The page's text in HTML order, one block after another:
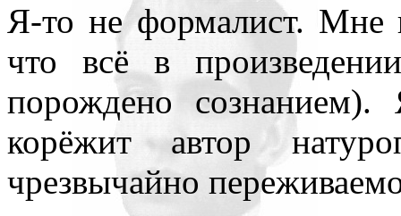
Я-то не формалист. Мне
что всё в
порождено
корёжит автор
чрезвычайно